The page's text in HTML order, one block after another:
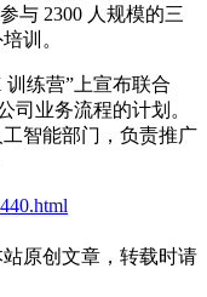
与 2300 人规模的三
训。
练营”上宣布联合
司业务流程的计划。
智能部门，负责推广
原创文章，转载时请